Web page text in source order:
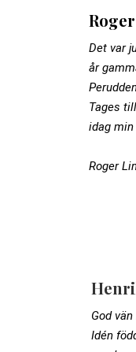
Det var
år
Tages
idag
Roger
God
Idén